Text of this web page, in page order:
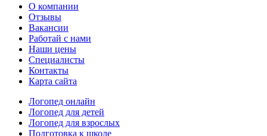
О компании
Отзывы
Вакансии
Работай с нами
Наши цены
Специалисты
Контакты
Карта сайта
Логопед онлайн
Логопед для детей
Логопед для взрослых
Подготовка к школе